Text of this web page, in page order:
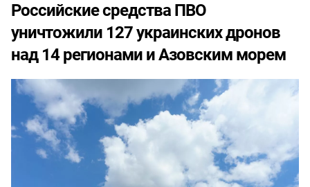
Российские средства ПВО
уничтожили 127 украинских дронов
над 14 регионами и Азовским морем